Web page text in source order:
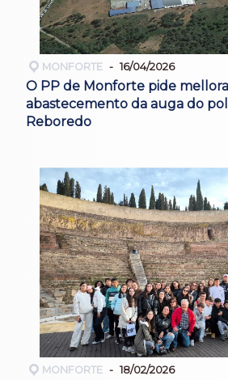
MONFORTE 16/04/2026
O PP de Monforte pide
abastecemento da auga do
Reboredo
MONFORTE 18/02/2026